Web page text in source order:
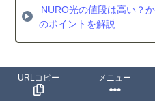
NURO光の値段は高い？
のポイントを解説
高速通信が魅力の
URLコピー メニュー